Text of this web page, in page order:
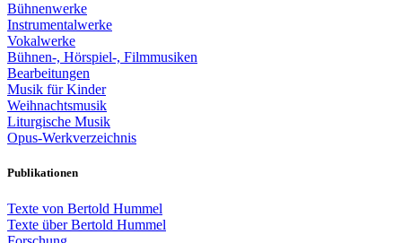
Bühnenwerke
Instrumentalwerke
Vokalwerke
Bühnen-, Hörspiel-, Filmmusiken
Bearbeitungen
Musik für Kinder
Weihnachtsmusik
Liturgische Musik
Opus-Werkverzeichnis
Publikationen
Texte von Bertold Hummel
Texte über Bertold Hummel